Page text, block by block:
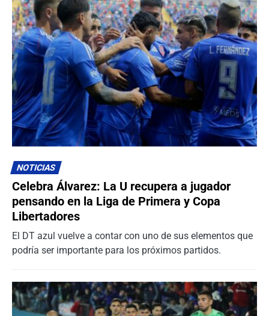
NOTICIAS
Celebra Álvarez: La U recupera a jugador
pensando en la Liga de Primera y Copa
Libertadores
El DT azul vuelve a contar con uno de sus elementos que
podría ser importante para los próximos partidos.